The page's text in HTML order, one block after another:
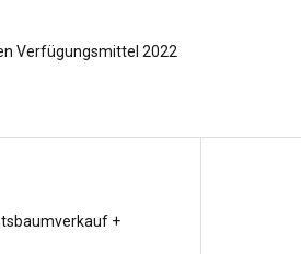
Verfügungsmittel 2022
+